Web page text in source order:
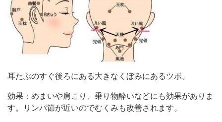
耳たぶのすぐ後ろにある大きなくぼみにあるツボ。
効果：めまいや肩こり、乗り物酔いなどにも効果がありま
す。リンパ節が近いのでむくみも改善されます。